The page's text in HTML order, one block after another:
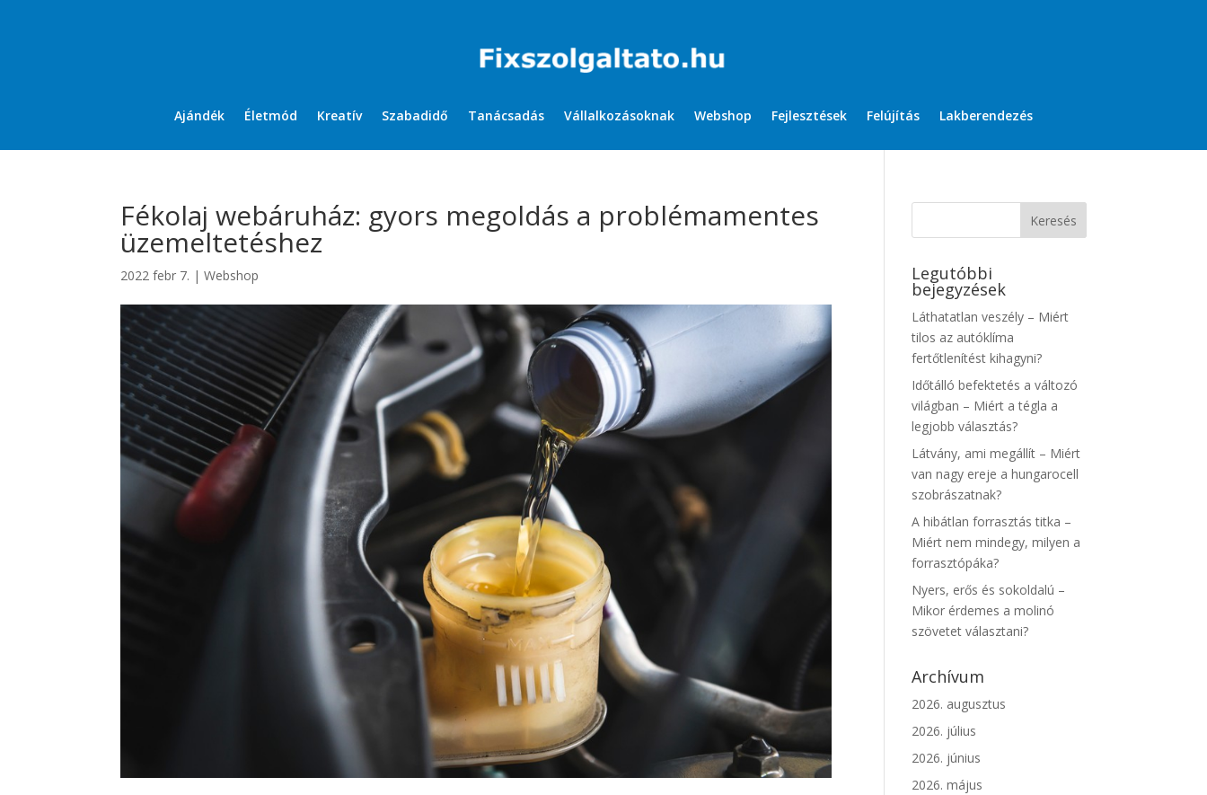
Ajándék Életmód Kreatív Szabadidő Tanácsadás Vállalkozásoknak Webshop Fejlesztések Felújítás Lakberendezés
Fékolaj webáruház: gyors megoldás a problémamentes
üzemeltetéshez
2022 febr 7. |Webshop Legutóbbi
bejegyzések
Láthatatlan veszély – Miért
tilos az autóklíma
fertőtlenítést kihagyni?
Időtálló befektetés a változó
világban – Miért a tégla a
legjobb választás?
Látvány, ami megállít – Miért
van nagy ereje a hungarocell
szobrászatnak?
A hibátlan forrasztás titka –
Miért nem mindegy, milyen a
forrasztópáka?
Nyers, erős és sokoldalú –
Mikor érdemes a molinó
szövetet választani?
Archívum
2026. augusztus
2026. július
2026. június
2026. május